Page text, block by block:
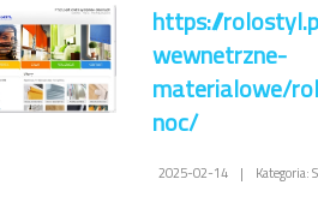
https://
wewnetrzne-
materialowe/
noc/
2025-02-14 | Kategoria: